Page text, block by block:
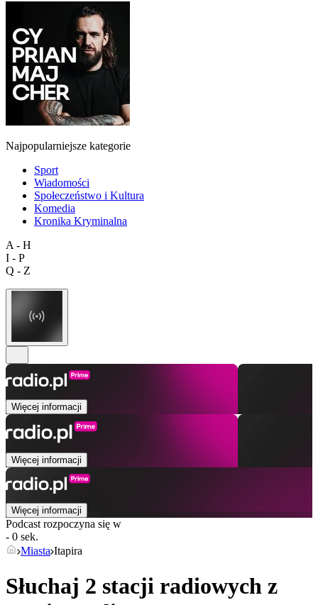
Najpopularniejsze kategorie
Sport
Wiadomości
Społeczeństwo i Kultura
Komedia
Kronika Kryminalna
A - H
I - P
Q - Z
Więcej informacji
Więcej informacji
Więcej informacji
Podcast rozpoczyna się w
- 0 sek.
Miasta Itapira
Słuchaj 2 stacji radiowych z